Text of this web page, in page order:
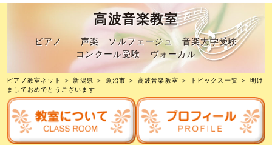
高波音楽教室
ピアノ 声楽 ソルフェージュ 音楽大学受験
コンクール受験 ヴォーカル
ピアノ教室ネット ＞新潟県 ＞ 魚沼市 ＞ 高波音楽教室 ＞ トピックス一覧 ＞ 明け
ましておめでとうございます